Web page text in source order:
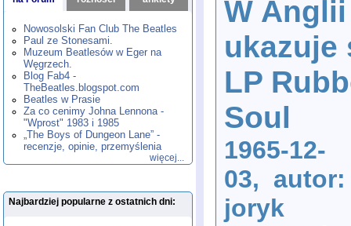
,1982,1983 ,1984,
1985,1986,1987 ,1988,1989,
1990, 1991,1992,1993
1995,1996 ,1997,1998 ,1999,
2000,2001, 2004
2005,2006, 2007
2010,2011,2012,2013,2014
2015,2016, 2017,
2020,2021,2022,2023,2024 ,
2025,2026
Nowosolski Fan Club The Beatles
Paul ze Stonesami.
Muzeum Beatlesów w Eger na
Węgrzech.
Blog Fab4 -
TheBeatles.blogspot.com
Beatles w Prasie
Za co cenimy Johna Lennona -
"Wprost" 1983 i 1985
„The Boys of Dungeon Lane” -
recenzje, opinie, przemyślenia
więcej...
Najbardziej popularne z ostatnich dni:
W Anglii
ukazuje
LP
Soul
1965-12-
03, autor:
joryk